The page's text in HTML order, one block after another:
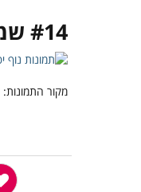
#14 שמים, שמש, עננים ועצים – מה צריך יותר מזה?
מקור התמונות: